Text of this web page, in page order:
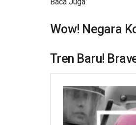
Wow! Negara
Tren Baru!